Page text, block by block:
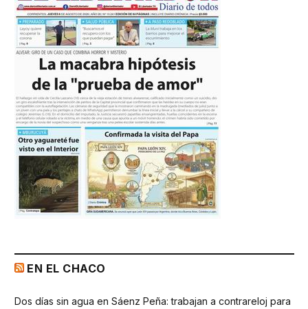
EN EL CHACO
Dos días sin agua en Sáenz Peña: trabajan a contrareloj para